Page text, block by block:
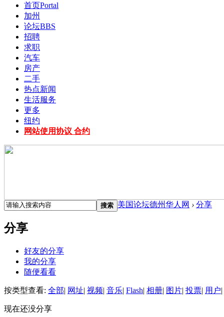
首页Portal
加州
论坛BBS
招聘
求职
汽车
房产
二手
热点新闻
生活服务
更多
纽约
网站使用协议 合约
搜索 美国论坛德州华人网 › 分享
分享
好友的分享
我的分享
随便看看
按类型查看: 全部| 网址| 视频| 音乐| Flash| 相册| 图片| 投票| 用户|
现在还没分享